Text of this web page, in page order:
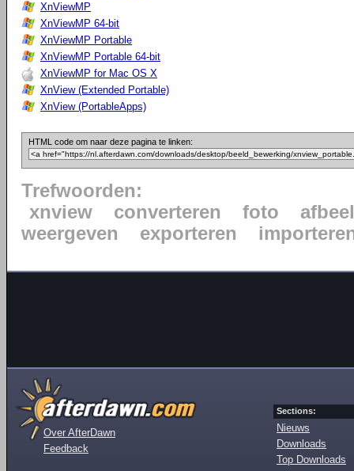
XnViewMP
XnViewMP 64-bit
XnViewMP Portable
XnViewMP Portable 64-bit
XnViewMP for Mac OS X
XnView (Extended Portable)
XnView (PortableApps)
HTML code om naar deze pagina te linken:
Trefwoorden:
xnview
converteren foto
weergeven
exporteren
Over AfterDawn
Feedback
Sections:
Nieuws
Downloads
Top Downloads